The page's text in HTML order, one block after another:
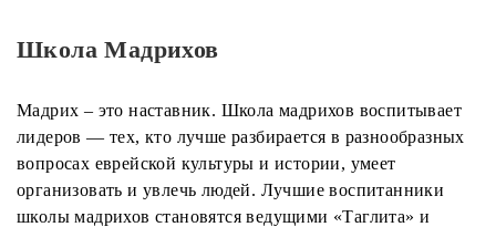
Школа Мадрихов
Мадрих – это наставник. Школа мадрихов воспитывает
лидеров — тех, кто лучше разбирается в разнообразных
вопросах еврейской культуры и истории, умеет
организовать и увлечь людей. Лучшие воспитанники
школы мадрихов становятся ведущими «Таглита» и